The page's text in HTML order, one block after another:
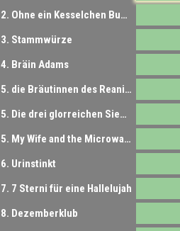
2. Ohne ein Kesselchen Buntes aufgeschmissen
3. Stammwürze
4. Bräin Adams
5. die Bräutinnen des Reanimators
5. Die drei glorreichen Sieben
5. My Wife and the Microwave
6. Urinstinkt
7. 7 Sterni für eine Hallelujah
8. Dezemberklub